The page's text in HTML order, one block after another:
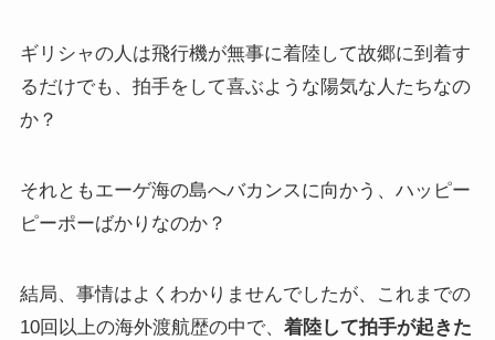
ギリシャの人は飛行機が無事に着陸して故郷に到着す
るだけでも、拍手をして喜ぶような陽気な人たちなの
か？
それともエーゲ海の島へバカンスに向かう、ハッピー
ピーポーばかりなのか？
結局、事情はよくわかりませんでしたが、これまでの
10回以上の海外渡航歴の中で、 着陸して拍手が起きた